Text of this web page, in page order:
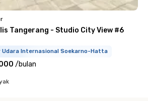
Tangerang - Studio City View #6
Udara Internasional Soekarno-Hatta
/bulan